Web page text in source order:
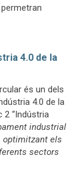
4.0 de la
és un dels
4.0 de la
2 “Indústria
industrial
optimitzant els
sectors